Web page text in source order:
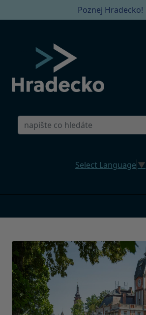
Poznej Hradecko!
Select Language ▼